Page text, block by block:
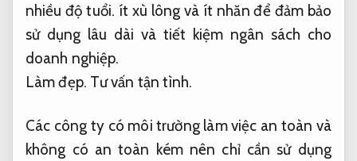
nhiều độ tuổi. ít xù lông và ít nhăn để đảm bảo
sử dụng lâu dài và tiết kiệm ngân sách cho
doanh nghiệp.
Làm đẹp. Tư vấn tận tình.
Các công ty có môi trường làm việc an toàn và
không có an toàn kém nên chỉ cần sử dụng